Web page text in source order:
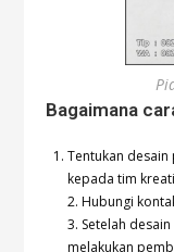
Bagaimana
Tentukan
kepada tim
2. Hubungi
3. Setelah
melakukan